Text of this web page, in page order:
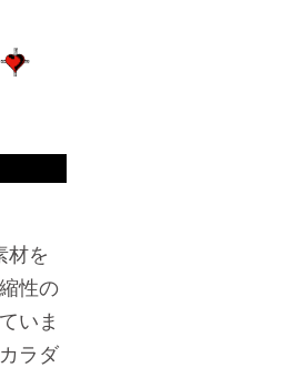
材を
性の
いま
ラダ